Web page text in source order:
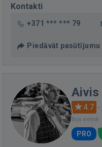
Kontakti
+371 *** *** 79
Piedāvāt pasūtījumu
Aivis
4.7 ·
Bija
PRO